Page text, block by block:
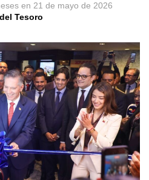
en 21 de mayo de 2026
Tesoro